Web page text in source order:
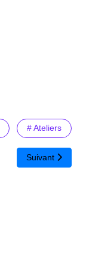
# Ateliers
Article suivant
Suivant